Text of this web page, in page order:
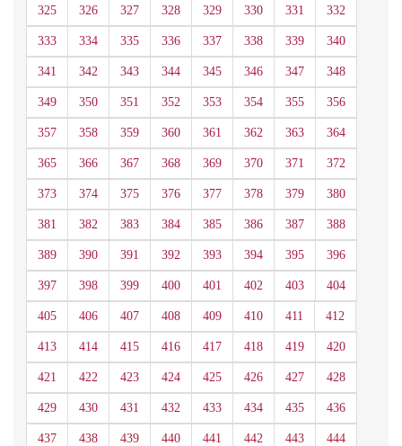
325 326 327 328 329 330 331 332
333 334 335 336 337 338 339 340
341 342 343 344 345 346 347 348
349 350 351 352 353 354 355 356
357 358 359 360 361 362 363 364
365 366 367 368 369 370 371 372
373 374 375 376 377 378 379 380
381 382 383 384 385 386 387 388
389 390 391 392 393 394 395 396
397 398 399 400 401 402 403 404
405 406 407 408 409 410 411 412
413 414 415 416 417 418 419 420
421 422 423 424 425 426 427 428
429 430 431 432 433 434 435 436
437 438 439 440 441 442 443 444